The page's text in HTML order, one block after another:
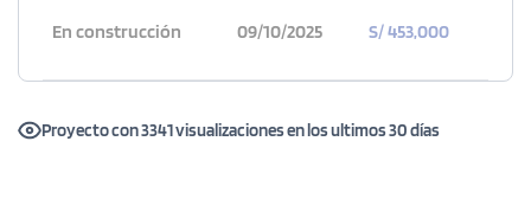
En construcción 09/10/2025 S/ 453,000
Proyecto con 3341 visualizaciones en los ultimos 30 días